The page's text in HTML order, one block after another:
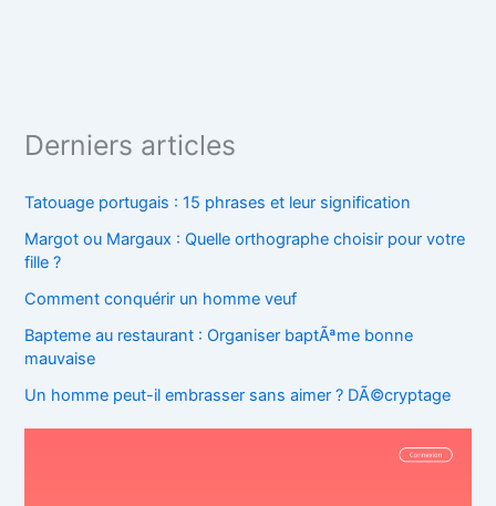
Derniers articles
Tatouage portugais : 15 phrases et leur signification
Margot ou Margaux : Quelle orthographe choisir pour votre
fille ?
Comment conquérir un homme veuf
Bapteme au restaurant : Organiser baptÃªme bonne
mauvaise
Un homme peut-il embrasser sans aimer ? DÃ©cryptage